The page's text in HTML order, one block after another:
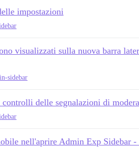
impostazioni
visualizzati sulla nuova barra
sidebar
delle segnalazioni di
nell'aprire Admin Exp Sidebar